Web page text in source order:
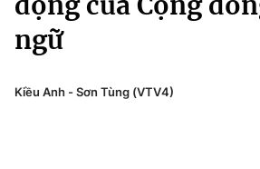
Xã hội
Pháp luật
Truyền hình
Văn hóa - Giải trí
Công nghệ
ngữ
Kiều Anh - Sơn Tùng (VTV4)